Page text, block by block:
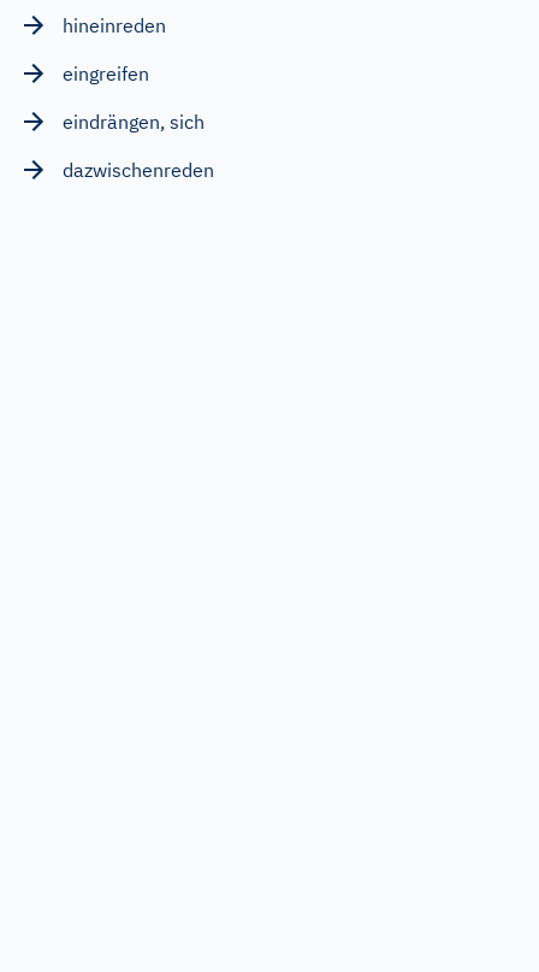
hineinreden
eingreifen
eindrängen, sich
dazwischenreden